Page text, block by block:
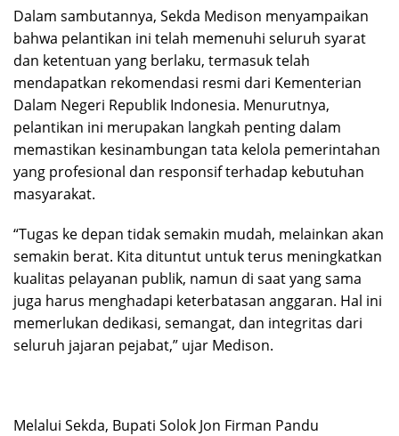
Dalam sambutannya, Sekda Medison menyampaikan
bahwa pelantikan ini telah memenuhi seluruh syarat
dan ketentuan yang berlaku, termasuk telah
mendapatkan rekomendasi resmi dari Kementerian
Dalam Negeri Republik Indonesia. Menurutnya,
pelantikan ini merupakan langkah penting dalam
memastikan kesinambungan tata kelola pemerintahan
yang profesional dan responsif terhadap kebutuhan
masyarakat.
“Tugas ke depan tidak semakin mudah, melainkan akan
semakin berat. Kita dituntut untuk terus meningkatkan
kualitas pelayanan publik, namun di saat yang sama
juga harus menghadapi keterbatasan anggaran. Hal ini
memerlukan dedikasi, semangat, dan integritas dari
seluruh jajaran pejabat,” ujar Medison.
Melalui Sekda, Bupati Solok Jon Firman Pandu